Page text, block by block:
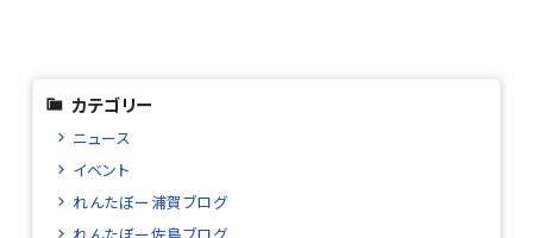
カテゴリー
ニュース
イベント
れんたぼー浦賀ブログ